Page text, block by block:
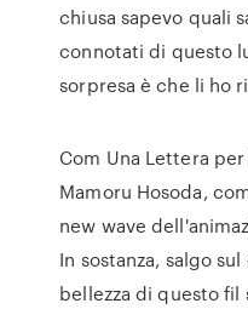
chiusa sapevo quali
connotati di questo
sorpresa è che li ho
Com Una Lettera
Mamoru Hosoda,
new wave
In sostanza, salgo
bellezza di questo fil